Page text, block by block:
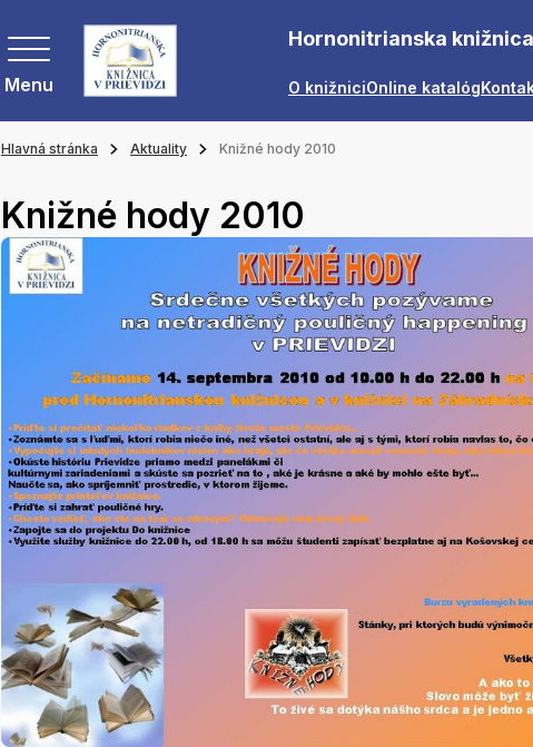
Menu
Hornonitrianska
O knižniciOnline katalóg
Hlavná stránka Aktuality Knižné hody 2010
Knižné hody 2010